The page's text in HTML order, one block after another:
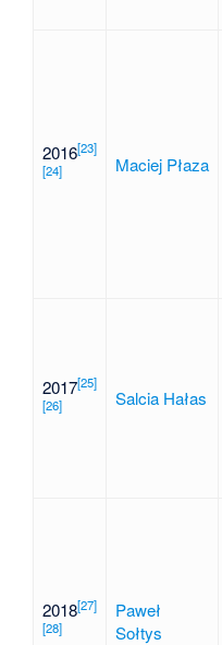
2016[23]
[24] Maciej Płaza
2017[25]
[26] Salcia Hałas
2018[27]
[28]
Paweł
Sołtys